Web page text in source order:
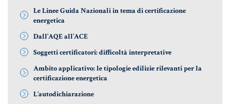
Fiscalità Speciale
CERTIFICAZIONE ENERGETICA
DETRAZIONI 36-41-50 %
Le Linee Guida Nazionali in tema di certificazione
energetica
Dall’AQE all’ACE
Soggetti certificatori: difficoltà interpretative
Ambito applicativo: le tipologie edilizie rilevanti per la
certificazione energetica
L’autodichiarazione